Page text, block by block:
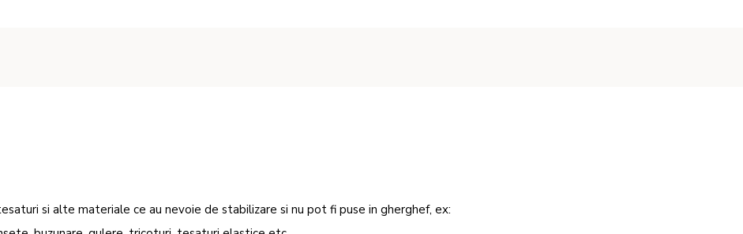
si alte materiale ce au nevoie de stabilizare si nu pot fi puse in gherghef, ex: